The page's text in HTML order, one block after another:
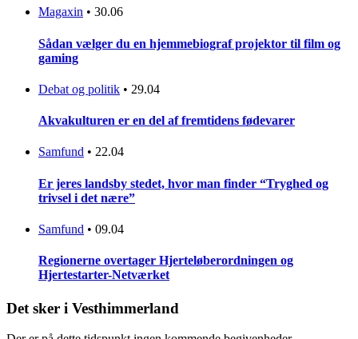
Magaxin • 30.06
Sådan vælger du en hjemmebiograf projektor til film og
gaming
Debat og politik • 29.04
Akvakulturen er en del af fremtidens fødevarer
Samfund • 22.04
Er jeres landsby stedet, hvor man finder “Tryghed og
trivsel i det nære”
Samfund • 09.04
Regionerne overtager Hjerteløberordningen og
Hjertestarter-Netværket
Det sker i Vesthimmerland